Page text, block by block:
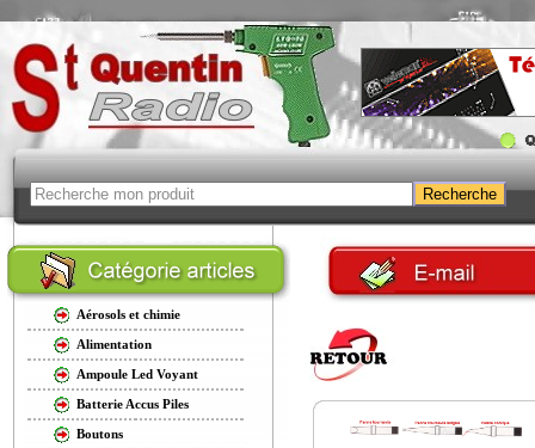
Aérosols et chimie
Alimentation
Ampoule Led Voyant
Batterie Accus Piles
Boutons